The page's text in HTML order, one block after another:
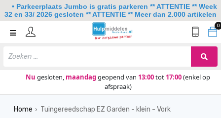
0
Nu gesloten, maandaggeopend van 13:00tot 17:00(enkel op
afspraak)
Home
Keuken
Home › Tuingereedschap EZ Garden - klein - Vork
• Parkeerplaats Jumbo is gratis parkeren ** ATTENTIE ** Week
32 en 33/ 2026 gesloten ** ATTENTIE ** Meer dan 2.000 artikelen